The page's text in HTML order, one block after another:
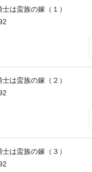
士は蛮族の嫁（１）
士は蛮族の嫁（２）
士は蛮族の嫁（３）